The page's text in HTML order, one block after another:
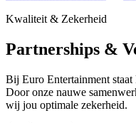
Kwaliteit & Zekerheid
Partnerships &
Bij Euro Entertainment
Door onze nauwe
wij jou optimale zekerheid.